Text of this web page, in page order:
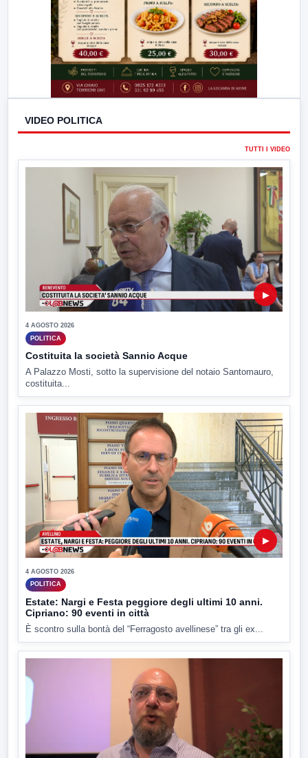
VIDEO POLITICA
TUTTI I VIDEO
▶
4 AGOSTO 2026
POLITICA
Costituita la società Sannio Acque
A Palazzo Mosti, sotto la supervisione del notaio Santomauro,
costituita...
▶
4 AGOSTO 2026
POLITICA
Estate: Nargi e Festa peggiore degli ultimi 10 anni.
Cipriano: 90 eventi in città
È scontro sulla bontà del “Ferragosto avellinese” tra gli ex...